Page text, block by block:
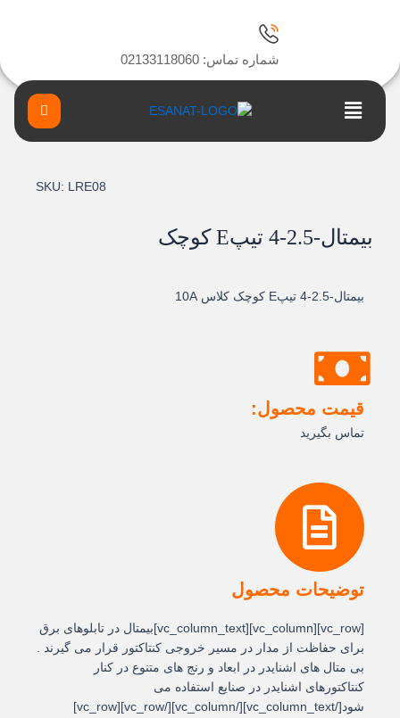
شماره تماس: 02133118060
Main
Menu
SKU: LRE08
بيمتال-2.5-4 تيپE کوچک
بيمتال-2.5-4 تيپE کوچک کلاس 10A
قیمت محصول:
تماس بگیرید
توضیحات محصول
[vc_row][vc_column][vc_column_text]بیمتال در تابلوهای برق
برای حفاظت از مدار در مسیر خروجی کنتاکتور قرار می گیرند .
بی متال های اشنایدر در ابعاد و رنج های متنوع در کنار
کنتاکتورهای اشنایدر در صنایع استفاده می
شود[/vc_column_text][/vc_column][/vc_row][vc_row]